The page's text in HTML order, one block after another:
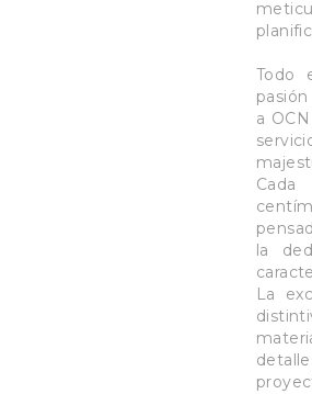
Todo
a
la
La